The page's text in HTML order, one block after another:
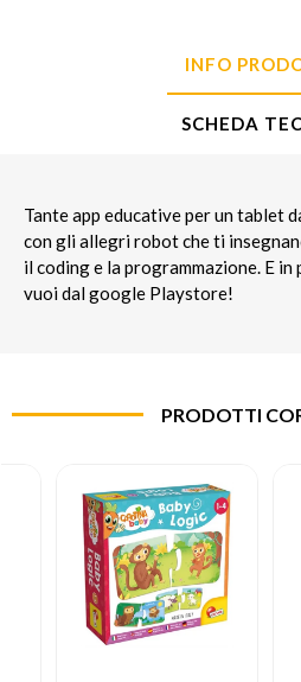
INFO
SCHEDA
Tante app educative per un tablet
con gli allegri robot che ti
il coding e la programmazione. E
vuoi dal google Playstore!
PRODOTTI